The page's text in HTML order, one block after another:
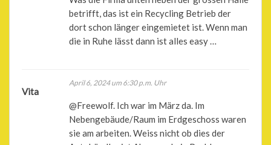
betrifft, das ist ein Recycling Betrieb der
dort schon länger eingemietet ist. Wenn man
die in Ruhe lässt dann ist alles easy …
Vita
April 6, 2024 um 6:30 p.m. Uhr
@Freewolf. Ich war im März da. Im
Nebengebäude/Raum im Erdgeschoss waren
sie am arbeiten. Weiss nicht ob dies der